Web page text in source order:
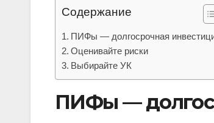
Содержание
ПИФы — долгосрочная
Оценивайте риски
Выбирайте УК
ПИФы —